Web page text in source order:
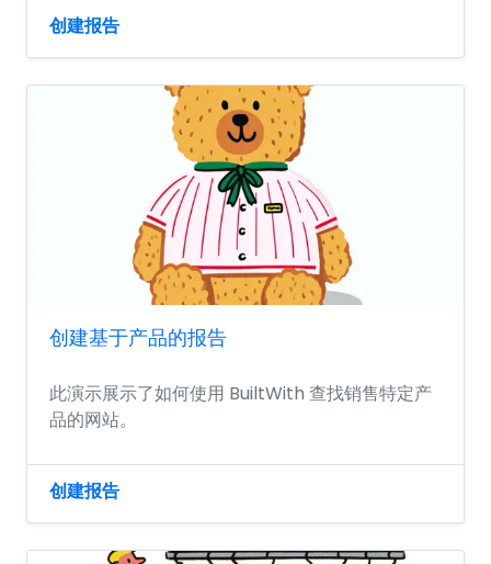
创建报告
创建基于产品的报告
此演示展示了如何使用 BuiltWith 查找销售特定产
品的网站。
创建报告